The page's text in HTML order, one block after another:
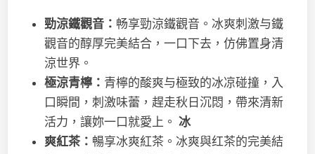
勁涼鐵觀音： 畅享勁涼鐵觀音。冰爽刺激与鐵
觀音的醇厚完美結合，一口下去，仿佛置身清
涼世界。
極涼青檸： 青檸的酸爽与極致的冰凉碰撞，入
口瞬間，刺激味蕾，趕走秋日沉悶，帶來清新
活力，讓妳一口就愛上。冰
爽紅茶： 暢享冰爽紅茶。冰爽與红茶的完美結